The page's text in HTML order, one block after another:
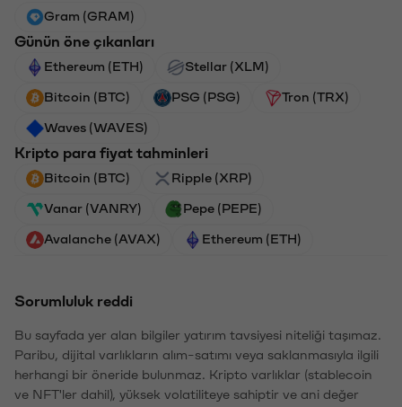
Gram (GRAM)
Günün öne çıkanları
Ethereum (ETH) Stellar (XLM)
Bitcoin (BTC) PSG (PSG) Tron (TRX)
Waves (WAVES)
Kripto para fiyat tahminleri
Bitcoin (BTC) Ripple (XRP)
Vanar (VANRY) Pepe (PEPE)
Avalanche (AVAX) Ethereum (ETH)
Sorumluluk reddi
Bu sayfada yer alan bilgiler yatırım tavsiyesi niteliği taşımaz.
Paribu, dijital varlıkların alım-satımı veya saklanmasıyla ilgili
herhangi bir öneride bulunmaz. Kripto varlıklar (stablecoin
ve NFT'ler dahil), yüksek volatiliteye sahiptir ve ani değer